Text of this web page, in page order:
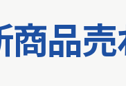
商品